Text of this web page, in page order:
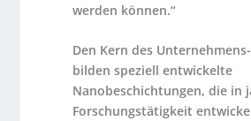
werden können.“
Den Kern des
bilden speziell entwickelte
Nanobeschichtungen, die in
Forschungstätigkeit